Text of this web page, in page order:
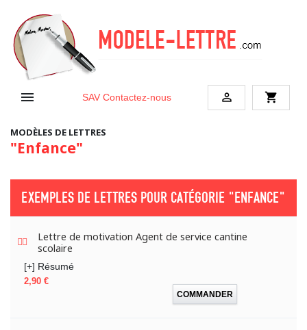
 SAV Contactez-nous  shopping_cart
MODÈLES DE LETTRES
"Enfance"
EXEMPLES DE LETTRES POUR CATÉGORIE "ENFANCE"
Lettre de motivation Agent de service cantine
scolaire
[+] Résumé
Prix
2,90 €
COMMANDER